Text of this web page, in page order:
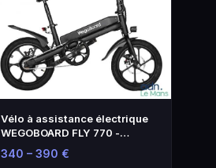
Vélo à assistance électrique
WEGOBOARD FLY 770 -
Autonomie 35 km, 250 W
340 – 390 €